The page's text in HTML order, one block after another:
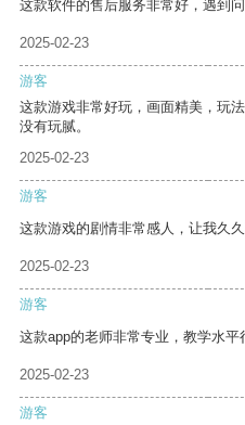
这款软件的售后服务非常好，遇到
2025-02-23
游客
这款游戏非常好玩，画面精美，玩
没有玩腻。
2025-02-23
游客
这款游戏的剧情非常感人，让我久久
2025-02-23
游客
这款app的老师非常专业，教学水平
2025-02-23
游客